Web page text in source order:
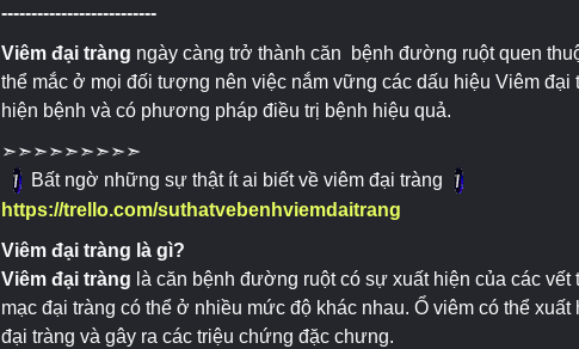
--------------------------
Viêm đại tràng ngày càng trở thành căn bệnh đường ruột quen
thể mắc ở mọi đối tượng nên việc nắm vững các dấu hiệu Viêm đại
hiện bệnh và có phương pháp điều trị bệnh hiệu quả.
➣➣➣➣➣➣➣➣➣
Bất ngờ những sự thật ít ai biết về viêm đại tràng
https://trello.com/suthatvebenhviemdaitrang
Viêm đại tràng là gì?
Viêm đại tràng là căn bệnh đường ruột có sự xuất hiện của các
mạc đại tràng có thể ở nhiều mức độ khác nhau. Ổ viêm có thể
đại tràng và gây ra các triệu chứng đặc chưng.